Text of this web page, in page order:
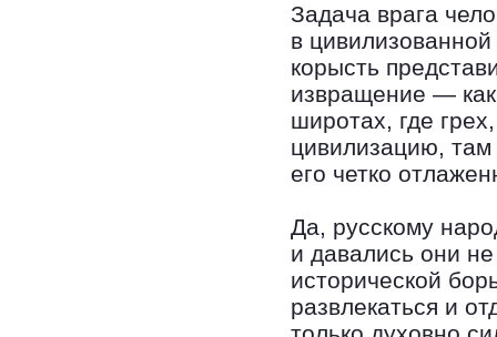
Задача врага
в
корысть
извращение — как
широтах, где
цивилизацию, там
его четко
Да, русскому
и давались они
исторической
развлекаться и